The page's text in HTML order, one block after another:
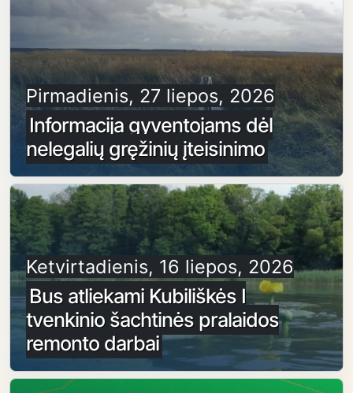
Pirmadienis, 27 liepos, 2026
Informacija gyventojams dėl
nelegalių gręžinių įteisinimo
Ketvirtadienis, 16 liepos, 2026
Bus atliekami Kubiliškės I
tvenkinio šachtinės pralaidos
remonto darbai